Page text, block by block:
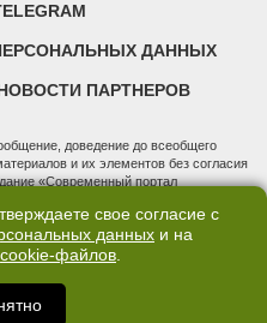
ДАННЫХ
ПАРТНЕРОВ
доведение до всеобщего
и их элементов без согласия
«Современный портал
и массовых коммуникаций
ЭЛ № ФС 77 - 76634 от 02.09.2019
"66.ру". Юридический
отдела продаж: 620014, Свердловская
д. 3, оф. 7015, +7 (343) 288-50-66
свое согласие с
данных и на
cookie-файлов.